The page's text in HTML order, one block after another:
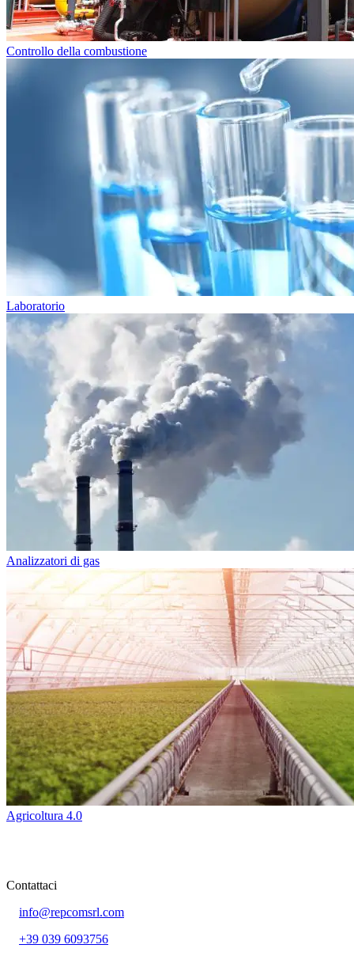
Controllo della combustione
Laboratorio
Analizzatori di gas
Agricoltura 4.0
Contattaci
info@repcomsrl.com
+39 039 6093756